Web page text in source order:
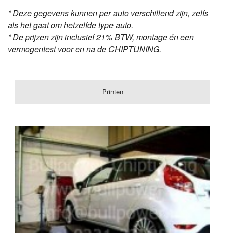
* Deze gegevens kunnen per auto verschillend zijn, zelfs
als het gaat om hetzelfde type auto.
* De prijzen zijn inclusief 21% BTW, montage én een
vermogentest voor en na de CHIPTUNING.
Printen